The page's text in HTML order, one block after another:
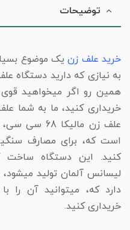
توضیحات
خرید علف زنیک موضوع
به نیازی که دارید دستگاه
همین رو اگر میخواهید قوی
خریداری کنید، ما به شما
علف زن
است که، برای مصارف
کنید. این دستگاه
لیسانس آلمان تولید
دارد که، میتوانید آن را
خریداری کنید.